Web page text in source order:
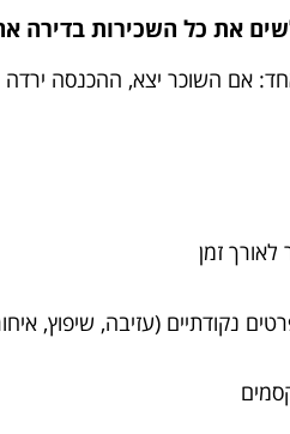
אם השוכר יצא, ההכנסה ירדה
לאורך זמן
נקודתיים (עזיבה, שיפוץ,